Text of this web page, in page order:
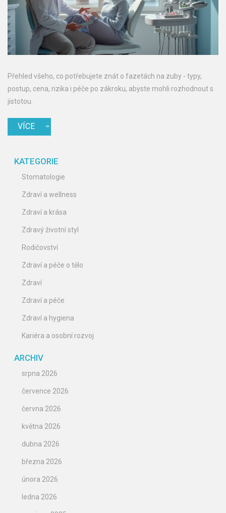
Přehled všeho, co potřebujete znát o fazetách na zuby - typy,
postup, cena, rizika i péče po zákroku, abyste mohli rozhodnout s
jistotou.
VÍCE
KATEGORIE
Stomatologie
Zdraví a wellness
Zdraví a krása
Zdravý životní styl
Rodičovství
Zdraví a péče o tělo
Zdraví
Zdraví a péče
Zdraví a hygiena
Kariéra a osobní rozvoj
ARCHIV
srpna 2026
července 2026
června 2026
května 2026
dubna 2026
března 2026
února 2026
ledna 2026